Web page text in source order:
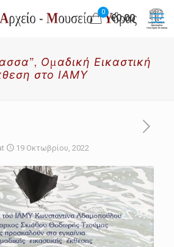
0
€0.00
Ομαδική Εικαστική
στο ΙΑΜΥ
19 Οκτωβρίου, 2022